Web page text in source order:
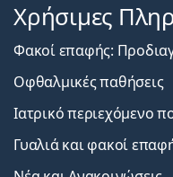
Χρήσιμες
Φακοί επαφής:
Οφθαλμικές παθήσεις
Ιατρικό περιεχόμενο
Γυαλιά και φακοί